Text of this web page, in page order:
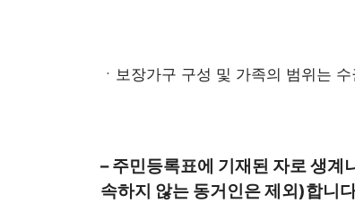
ㆍ보장가구 구성 및 가족의 범위는
– 주민등록표에 기재된 자로 생계
속하지 않는 동거인은 제외)합니